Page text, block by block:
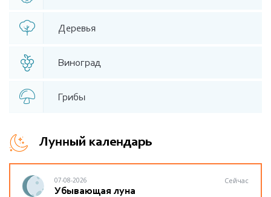
Деревья
Виноград
Грибы
Лунный календарь
07-08-2026 Сейчас
Убывающая луна